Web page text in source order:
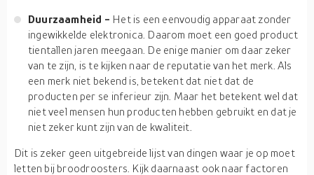
Duurzaamheid - Het is een eenvoudig apparaat zonder
ingewikkelde elektronica. Daarom moet een goed product
tientallen jaren meegaan. De enige manier om daar zeker
van te zijn, is te kijken naar de reputatie van het merk. Als
een merk niet bekend is, betekent dat niet dat de
producten per se inferieur zijn. Maar het betekent wel dat
niet veel mensen hun producten hebben gebruikt en dat je
niet zeker kunt zijn van de kwaliteit.
Dit is zeker geen uitgebreide lijst van dingen waar je op moet
letten bij broodroosters. Kijk daarnaast ook naar factoren